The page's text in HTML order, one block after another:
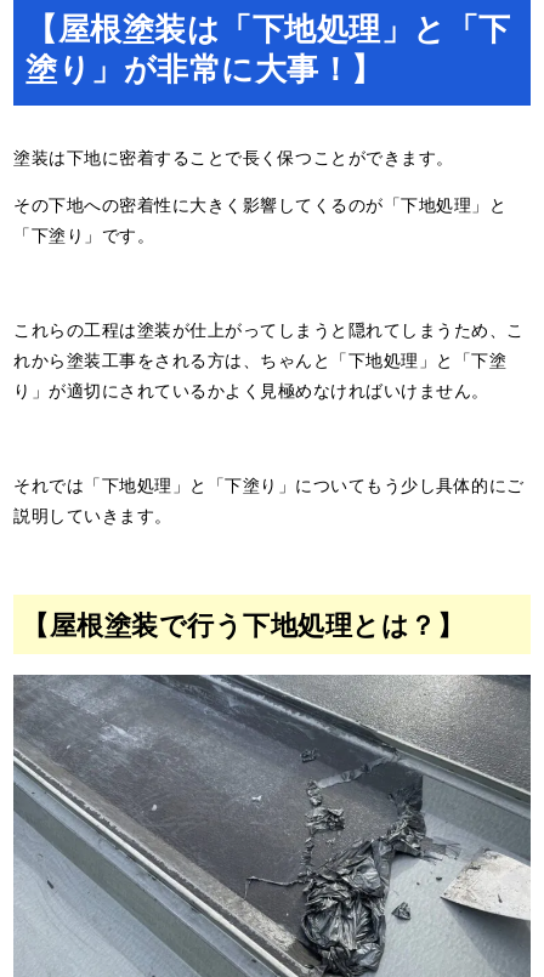
【屋根塗装は「下地処理」と「下
塗り」が非常に大事！】
塗装は下地に密着することで長く保つことができます。
その下地への密着性に大きく影響してくるのが「下地処理」と
「下塗り」です。
これらの工程は塗装が仕上がってしまうと隠れてしまうため、こ
れから塗装工事をされる方は、ちゃんと「下地処理」と「下塗
り」が適切にされているかよく見極めなければいけません。
それでは「下地処理」と「下塗り」についてもう少し具体的にご
説明していきます。
【屋根塗装で行う下地処理とは？】